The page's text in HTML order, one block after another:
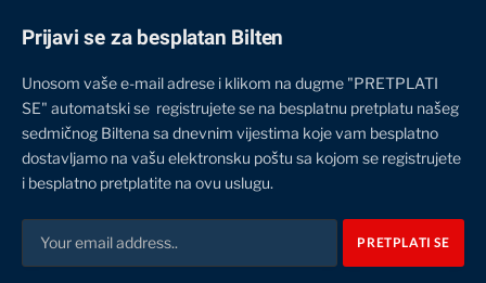
Prijavi se za besplatan Bilten
Unosom vaše e-mail adrese i klikom na dugme "PRETPLATI
SE" automatski se registrujete se na besplatnu pretplatu našeg
sedmičnog Biltena sa dnevnim vijestima koje vam besplatno
dostavljamo na vašu elektronsku poštu sa kojom se registrujete
i besplatno pretplatite na ovu uslugu.